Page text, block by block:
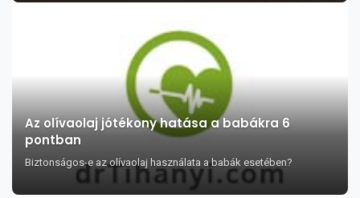
Az olívaolaj jótékony hatása a babákra 6
pontban
Biztonságos-e az olívaolaj használata a babák esetében?